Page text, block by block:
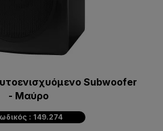
Subwoofer
- Μαύρο
: 149.274